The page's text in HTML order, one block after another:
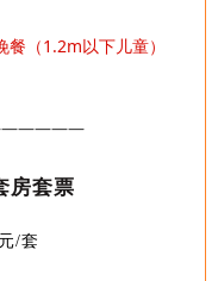
（1.2m以下儿童）
房套票
元/套